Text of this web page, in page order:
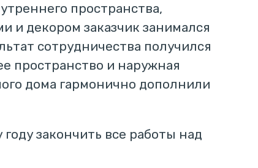
пространства,
и декором заказчик занимался
сотрудничества получился
пространство и наружная
дома гармонично дополнили
закончить все работы над